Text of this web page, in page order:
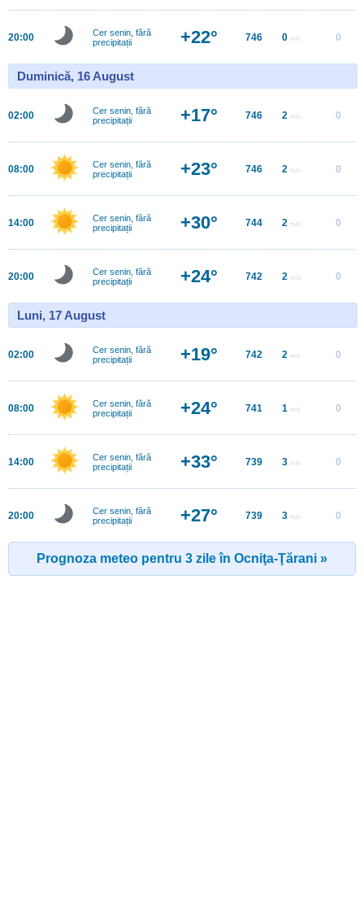
20:00
Cer senin, fără
precipitații
+22° 746 0 m/s 0
Duminică, 16 August
02:00
Cer senin, fără
precipitații
+17° 746 2 m/s 0
08:00
Cer senin, fără
precipitații
+23° 746 2 m/s 0
14:00
Cer senin, fără
precipitații
+30° 744 2 m/s 0
20:00
Cer senin, fără
precipitații
+24° 742 2 m/s 0
Luni, 17 August
02:00
Cer senin, fără
precipitații
+19° 742 2 m/s 0
08:00
Cer senin, fără
precipitații
+24° 741 1 m/s 0
14:00
Cer senin, fără
precipitații
+33° 739 3 m/s 0
20:00
Cer senin, fără
precipitații
+27° 739 3 m/s 0
Prognoza meteo pentru 3 zile în Ocniţa-Ţărani »